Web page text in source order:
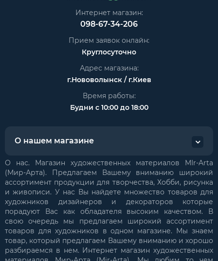
Интернет магазин:
098-67-34-206
Прием заявок онлайн:
Круглосуточно
Адрес магазина:
г.Нововолынск / г.Киев
Время работы:
Будни с 10:00 до 18:00
О нашем магазине
О нас. Магазин художественных материалов MIr-Arta
(Мир-Арта). Предлагаем Вашему вниманию широкий
ассортимент продукции для творчества, Хобби, рисунка
и живописи. У нас Вы найдете множество товаров для
художников дизайнеров и декораторов которые
порадуют Вас как обладателя высоким качеством. В
свою очередь мы предлагаем широкий ассортимент
товаров для художников в одном магазине. Мы знаем
товар, который предлагаем Вашему вниманию и хорошо
разбираемся в нем. Интернет магазин художественных